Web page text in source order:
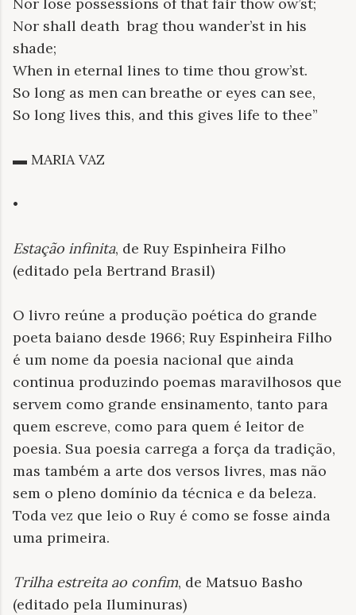
Nor lose possessions of that fair thow ow’st;
Nor shall death brag thou wander’st in his
shade;
When in eternal lines to time thou grow’st.
So long as men can breathe or eyes can see,
So long lives this, and this gives life to thee”
▬ MARIA VAZ
•
Estação infinita, de Ruy Espinheira Filho
(editado pela Bertrand Brasil)
O livro reúne a produção poética do grande
poeta baiano desde 1966; Ruy Espinheira Filho
é um nome da poesia nacional que ainda
continua produzindo poemas maravilhosos que
servem como grande ensinamento, tanto para
quem escreve, como para quem é leitor de
poesia. Sua poesia carrega a força da tradição,
mas também a arte dos versos livres, mas não
sem o pleno domínio da técnica e da beleza.
Toda vez que leio o Ruy é como se fosse ainda
uma primeira.
Trilha estreita ao confim, de Matsuo Basho
(editado pela Iluminuras)